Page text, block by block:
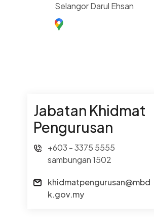
Selangor Darul Ehsan
Jabatan Khidmat
Pengurusan
+603 - 3375 5555
sambungan 1502
khidmatpengurusan@mbd
k.gov.my